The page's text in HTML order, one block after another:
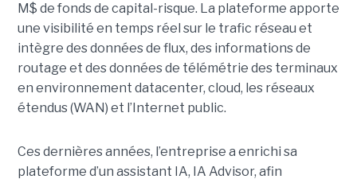
M$ de fonds de capital-risque. La plateforme apporte
une visibilité en temps réel sur le trafic réseau et
intègre des données de flux, des informations de
routage et des données de télémétrie des terminaux
en environnement datacenter, cloud, les réseaux
étendus (WAN) et l’Internet public.
Ces dernières années, l’entreprise a enrichi sa
plateforme d’un assistant IA, IA Advisor, afin